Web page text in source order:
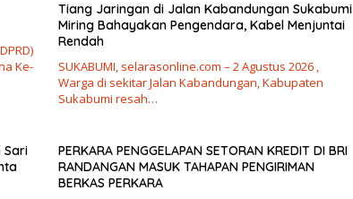
Ke-
Tiang Jaringan di Jalan Kabandungan Sukabumi
Miring Bahayakan Pengendara, Kabel Menjuntai
Rendah
SUKABUMI, selarasonline.com – 2 Agustus 2026 ,
Warga di sekitar Jalan Kabandungan, Kabupaten
Sukabumi resah…
Sari
PERKARA PENGGELAPAN SETORAN KREDIT DI BRI
RANDANGAN MASUK TAHAPAN PENGIRIMAN
BERKAS PERKARA